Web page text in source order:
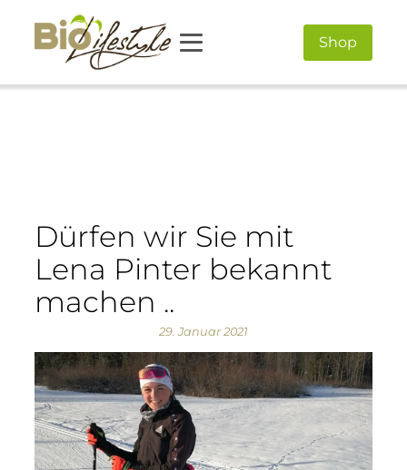
Shop
Dürfen wir Sie mit
Lena Pinter bekannt
machen ..
29. Januar 2021